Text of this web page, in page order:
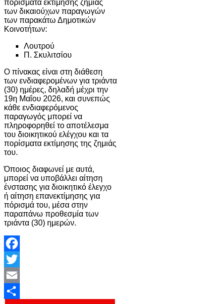
πορίσματα εκτίμησης ζημιάς
των δικαιούχων παραγωγών
των παρακάτω Δημοτικών
Κοινοτήτων:
Λουτρού
Π. Σκυλιτσίου
Ο πίνακας είναι στη διάθεση
των ενδιαφερομένων για τριάντα
(30) ημέρες, δηλαδή μέχρι την
19η Μαΐου 2026, και συνεπώς
κάθε ενδιαφερόμενος
παραγωγός μπορεί να
πληροφορηθεί το αποτέλεσμα
του διοικητικού ελέγχου και τα
πορίσματα εκτίμησης της ζημιάς
του.
Όποιος διαφωνεί με αυτά,
μπορεί να υποβάλλει αίτηση
ένστασης για διοικητικό έλεγχο
ή αίτηση επανεκτίμησης για
πόρισμά του, μέσα στην
παραπάνω προθεσμία των
τριάντα (30) ημερών.
Facebook
Twitter
Email